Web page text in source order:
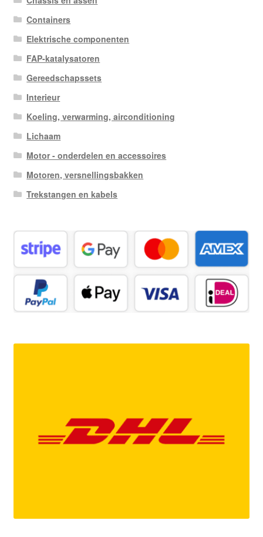
Containers
Elektrische componenten
FAP-katalysatoren
Gereedschapssets
Interieur
Koeling, verwarming, airconditioning
Lichaam
Motor - onderdelen en accessoires
Motoren, versnellingsbakken
Trekstangen en kabels